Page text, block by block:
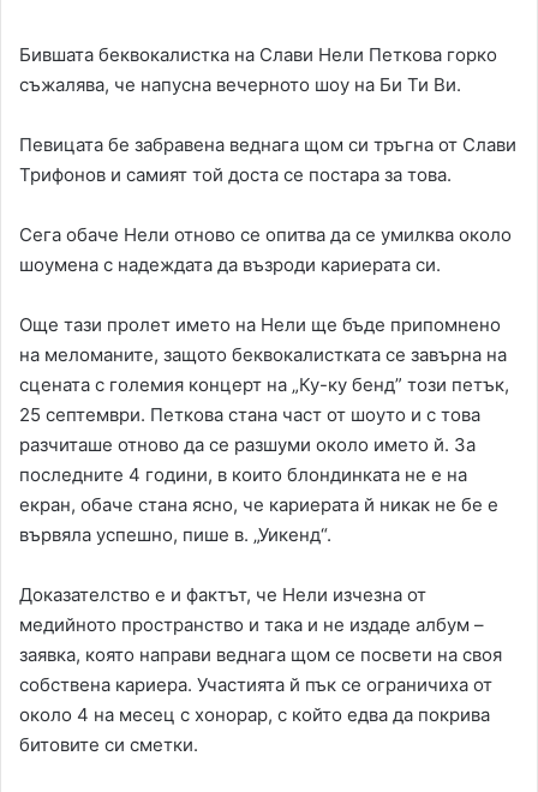
Бившата беквокалистка на Слави Нели Петкова горко
съжалява, че напусна вечерното шоу на Би Ти Ви.
Певицата бе забравена веднага щом си тръгна от Слави
Трифонов и самият той доста се постара за това.
Сега обаче Нели отново се опитва да се умилква около
шоумена с надеждата да възроди кариерата си.
Още тази пролет името на Нели ще бъде припомнено
на меломаните, защото беквокалистката се завърна на
сцената с големия концерт на „Ку-ку бенд” този петък,
25 септември. Петкова стана част от шоуто и с това
разчиташе отново да се разшуми около името й. За
последните 4 години, в които блондинката не е на
екран, обаче стана ясно, че кариерата й никак не бе е
вървяла успешно, пише в. „Уикенд“.
Доказателство е и фактът, че Нели изчезна от
медийното пространство и така и не издаде албум –
заявка, която направи веднага щом се посвети на своя
собствена кариера. Участията й пък се ограничиха от
около 4 на месец с хонорар, с който едва да покрива
битовите си сметки.